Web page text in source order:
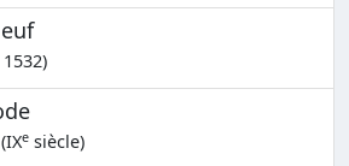
e siècle)